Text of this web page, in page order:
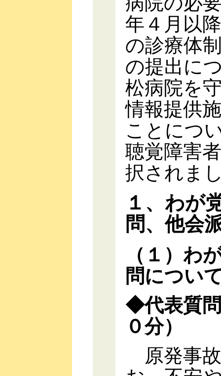
年４月以
の診療体
の提出に
松病院を
情報提供
ことにつ
聴覚障害
択されま
１、わが
問、他会
（１）わ
問につい
◆代表質
０分）
原発事